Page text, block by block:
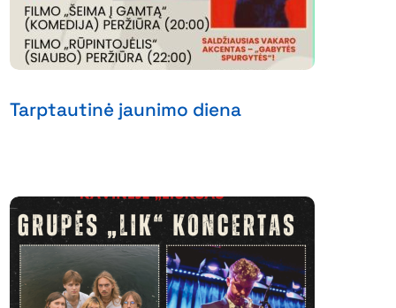
Tarptautinė jaunimo diena